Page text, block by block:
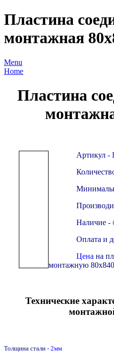
Пластина
монтажная
Menu
Home
Пластина
Артикул -
Наличие -
Оплата и
Цена на
монтажную 80х840
Технические
Толщина стали - 2мм